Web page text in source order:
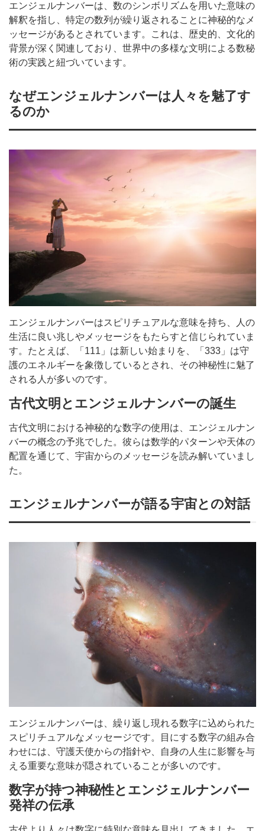
エンジェルナンバーは、数のシンボリズムを用いた意味の
解釈を指し、特定の数列が繰り返されることに神秘的なメ
ッセージがあるとされています。これは、歴史的、文化的
背景が深く関連しており、世界中の多様な文明による数秘
術の実践と紐づいています。
なぜエンジェルナンバーは人々を魅了す
るのか
エンジェルナンバーはスピリチュアルな意味を持ち、人の
生活に良い兆しやメッセージをもたらすと信じられていま
す。たとえば、「111」は新しい始まりを、「333」は守
護のエネルギーを象徴しているとされ、その神秘性に魅了
される人が多いのです。
古代文明とエンジェルナンバーの誕生
古代文明における神秘的な数字の使用は、エンジェルナン
バーの概念の予兆でした。彼らは数学的パターンや天体の
配置を通じて、宇宙からのメッセージを読み解いていまし
た。
エンジェルナンバーが語る宇宙との対話
エンジェルナンバーは、繰り返し現れる数字に込められた
スピリチュアルなメッセージです。目にする数字の組み合
わせには、守護天使からの指針や、自身の人生に影響を与
える重要な意味が隠されていることが多いのです。
数字が持つ神秘性とエンジェルナンバー
発祥の伝承